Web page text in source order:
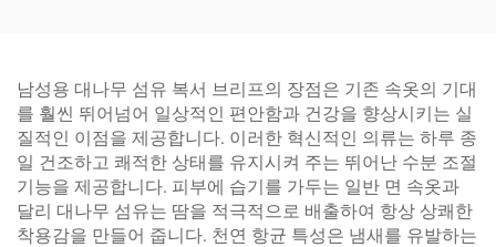
남성용 대나무 섬유 복서 브리프의 장점은 기존 속옷의 기대
를 훨씬 뛰어넘어 일상적인 편안함과 건강을 향상시키는 실
질적인 이점을 제공합니다. 이러한 혁신적인 의류는 하루 종
일 건조하고 쾌적한 상태를 유지시켜 주는 뛰어난 수분 조절
기능을 제공합니다. 피부에 습기를 가두는 일반 면 속옷과
달리 대나무 섬유는 땀을 적극적으로 배출하여 항상 상쾌한
착용감을 만들어 줍니다. 천연 항균 특성은 냄새를 유발하는